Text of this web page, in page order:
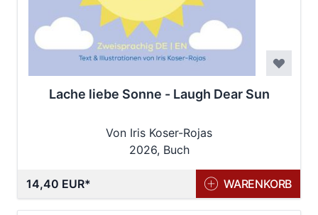
Lache liebe Sonne - Laugh Dear Sun
Von Iris Koser-Rojas
2026, Buch
14,40 EUR WARENKORB